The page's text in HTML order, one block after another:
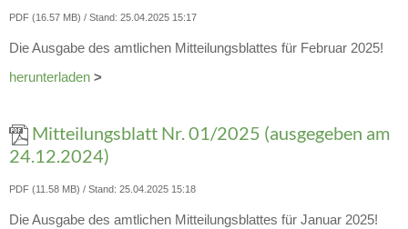
PDF (16.57 MB) Stand: 25.04.2025 15:17
Die Ausgabe des amtlichen Mitteilungsblattes für Februar 2025!
herunterladen >
Mitteilungsblatt Nr. 01/2025 (ausgegeben am
24.12.2024)
PDF (11.58 MB) Stand: 25.04.2025 15:18
Die Ausgabe des amtlichen Mitteilungsblattes für Januar 2025!